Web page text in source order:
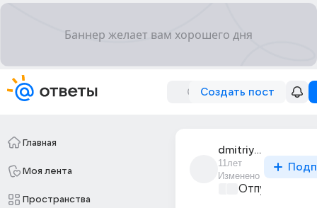
Создать пост
Главная
Моя лента
Пространства
dmitriy_2616
11лет
Изменено
Отпуск мечты